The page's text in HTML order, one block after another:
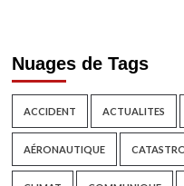
Nuages de Tags
ACCIDENT ACTUALITES
AÉRONAUTIQUE